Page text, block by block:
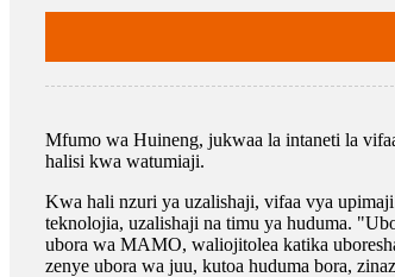
Mfumo wa Huineng, jukwaa la intaneti la
halisi kwa watumiaji.
Kwa hali nzuri ya uzalishaji, vifaa vya
teknolojia, uzalishaji na timu ya huduma.
ubora wa MAMO, waliojitolea katika
zenye ubora wa juu, kutoa huduma bora,